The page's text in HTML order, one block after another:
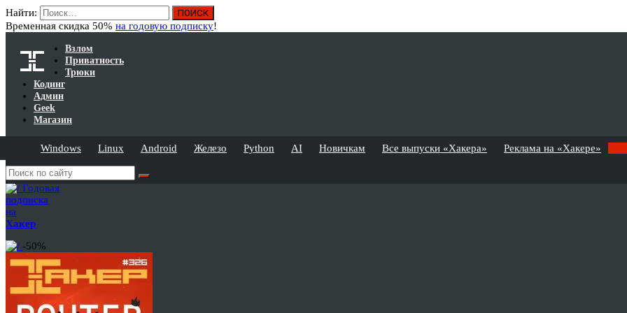
Найти:
Временная скидка 50% на годовую подписку!
Взлом
Приватность
Трюки
Кодинг
Админ
Geek
Магазин
Windows Linux Android Железо Python AI Новичкам Все выпуски «Хакера» Реклама на «Хакере»
Годовая
подписка
на
Хакер
-50%